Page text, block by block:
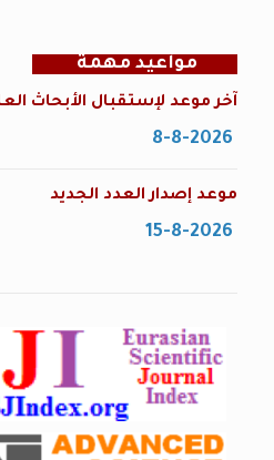
مواعيد مهمة
آخر موعد لإستقبال الأبحاث
موعد إصدار العدد الجديد